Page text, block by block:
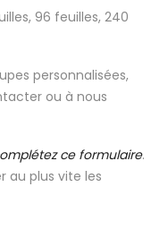
96 feuilles, 240
personnalisées,
ou à nous
ce formulaire.
au plus vite les